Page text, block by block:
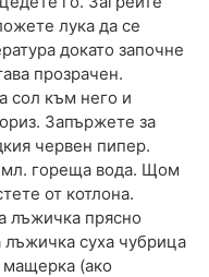
лука да се
докато започне
прозрачен.
сол към него и
Запържете за
червен пипер.
мл. гореща вода. Щом
от котлона.
лъжичка прясно
суха чубрица
мащерка (ако